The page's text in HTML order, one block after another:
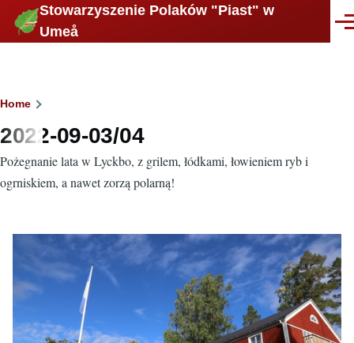
Skip to main content
Stowarzyszenie Polaków "Piast" w
Umeå
Breadcrumb
Home
2022-09-03/04
Pożegnanie lata w Lyckbo, z grilem, łódkami, łowieniem ryb i
ogrniskiem, a nawet zorzą polarną!